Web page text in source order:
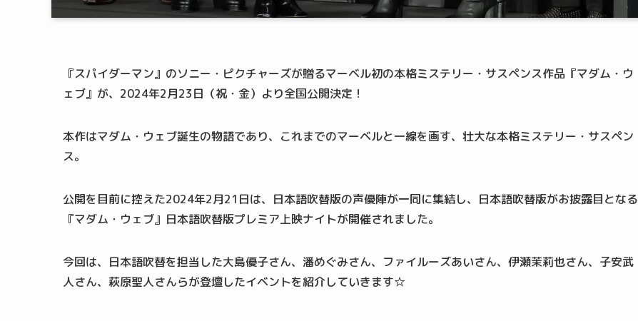
『スパイダーマン』のソニー・ピクチャーズが贈るマーベル初の本格ミステリー・サスペンス作品『マダム・ウ
ェブ』が、2024年2月23日（祝・金）より全国公開決定！
本作はマダム・ウェブ誕生の物語であり、これまでのマーベルと一線を画す、壮大な本格ミステリー・サスペン
ス。
公開を目前に控えた2024年2月21日は、日本語吹替版の声優陣が一同に集結し、日本語吹替版がお披露目となる
『マダム・ウェブ』日本語吹替版プレミア上映ナイトが開催されました。
今回は、日本語吹替を担当した大島優子さん、潘めぐみさん、ファイルーズあいさん、伊瀬茉莉也さん、子安武
人さん、萩原聖人さんらが登壇したイベントを紹介していきます☆